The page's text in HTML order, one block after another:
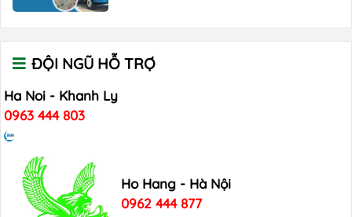
ĐỘI NGŨ HỖ TRỢ
Ha Noi - Khanh Ly
0963 444 803
Ho Hang - Hà Nội
0962 444 877